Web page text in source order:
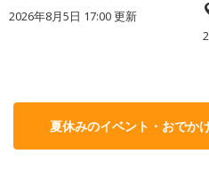
2026年8月5日 17:00更新
夏休みのイベント・おでか